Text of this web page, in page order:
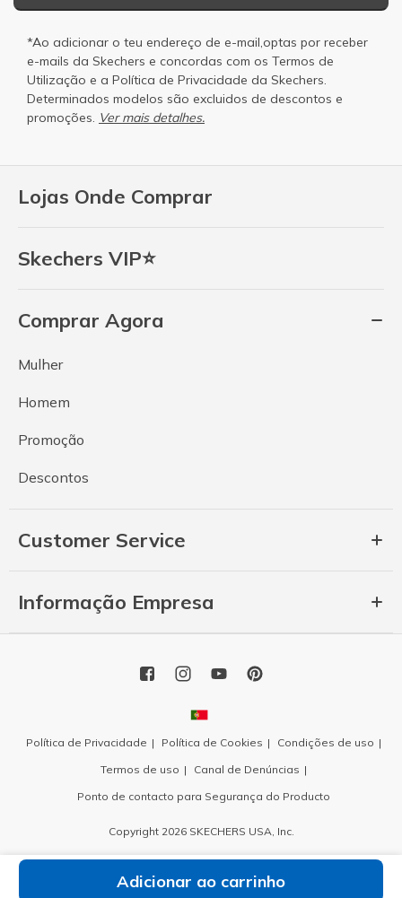
Adicionar ao carrinho
Lojas Onde Comprar
Skechers VIP⭐
Comprar Agora
Mulher
Homem
Promoção
Descontos
Customer Service
Informação Empresa
*Ao adicionar o teu endereço de e-mail,optas por receber
e-mails da Skechers e concordas com os Termos de
Utilização e a Política de Privacidade da Skechers.
Determinados modelos são excluidos de descontos e
promoções. Ver mais detalhes.
Política de Privacidade Política de Cookies
Condições de uso
Termos de uso
Canal de Denúncias
Ponto de contacto para Segurança do Producto
Copyright 2026 SKECHERS USA, Inc.